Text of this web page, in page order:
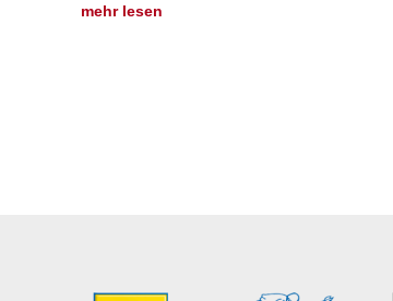
mehr lesen